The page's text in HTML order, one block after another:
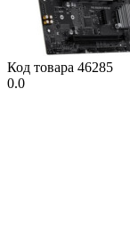
Код товара 46285
0.0